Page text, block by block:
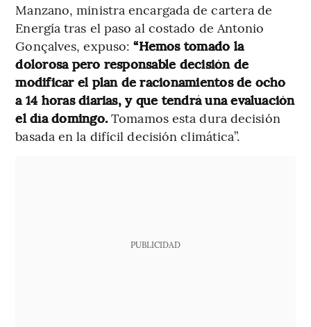
Manzano, ministra encargada de cartera de
Energía tras el paso al costado de Antonio
Gonçalves, expuso:“Hemos tomado la
dolorosa pero responsable decisión de
modificar el plan de racionamientos de ocho
a 14 horas diarias, y que tendrá una evaluación
el día domingo. Tomamos esta dura decisión
basada en la difícil decisión climática”.
PUBLICIDAD